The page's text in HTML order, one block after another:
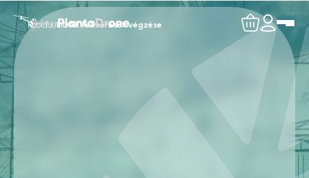
Főoldal/LIDAR felmérések végzése